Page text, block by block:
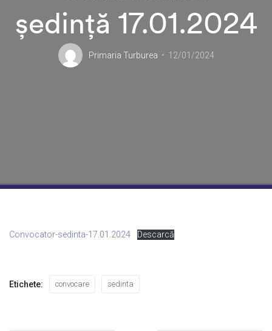
ședință 17.01.2024
Primaria Turburea 12/01/2024
Convocator-sedinta-17.01.2024 Descarcă
Etichete: convocare sedinta